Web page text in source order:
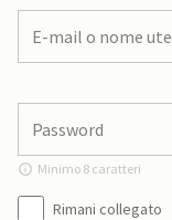
Minimo 8 caratteri
Rimani collegato